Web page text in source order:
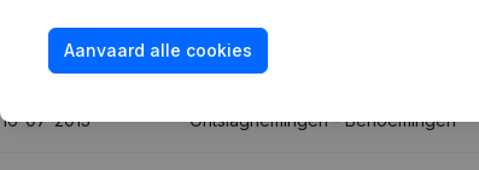
31-07-2013 Ontslagnemingen - Benoemingen
16-07-2013 Ontslagnemingen - Benoemingen
Aanvaard alle cookies